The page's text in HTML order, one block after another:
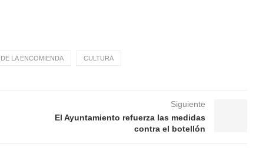
LA ENCOMIENDA CULTURA
Siguiente
El Ayuntamiento refuerza las medidas
contra el botellón